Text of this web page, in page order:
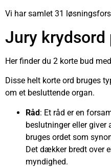
Vi har samlet 31
Jury krydsord
Her finder du 2 korte bud
Disse helt korte ord bruges
om et besluttende organ.
Råd: Et råd er en
beslutninger eller giver
bruges ordet som
Det dækker bredt over
myndighed.